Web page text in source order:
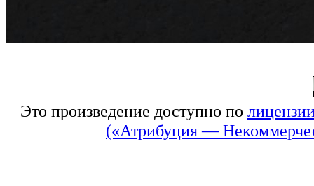
Это произведение доступно по
(«Атрибуция —